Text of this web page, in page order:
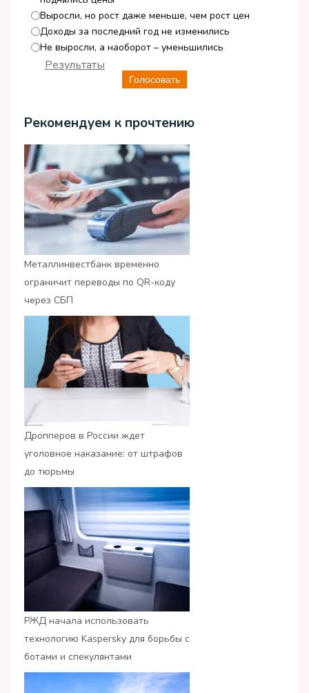
Выросли, но рост даже меньше, чем рост цен
Доходы за последний год не изменились
Не выросли, а наоборот – уменьшились
Голосовать
Результаты
Рекомендуем к прочтению
Металлинвестбанк временно
ограничит переводы по QR-коду
через СБП
Дропперов в России ждет
уголовное наказание: от штрафов
до тюрьмы
РЖД начала использовать
технологию Kaspersky для борьбы с
ботами и спекулянтами